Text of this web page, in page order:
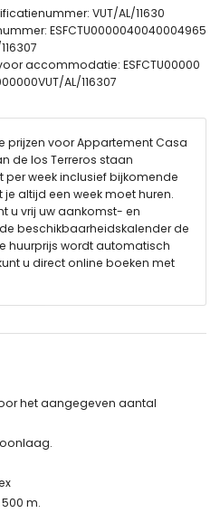
en queensize bed (200 bij
elk met 2
bij 90 cm)
douche, toilet en
met ligbedden
met gras en bomen
de los Terreros (binnen 1000
binnen 500 meter van het
500 meter van het
Alicante (> 100 kilometer)
Almeria/Murcia (binnen
VUT/AL/11630
ESFCTU0000040040004965
accommodatie: ESFCTU00000
AL/116307
De prijzen voor Appartement Casa
de los Terreros staan
week inclusief bijkomende
altijd een week moet huren.
u vrij uw aankomst- en
beschikbaarheidskalender de
huurprijs wordt automatisch
u direct online boeken met
het aangegeven aantal
m.